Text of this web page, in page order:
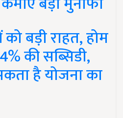
बड़ी राहत, होम
की सब्सिडी,
है योजना का